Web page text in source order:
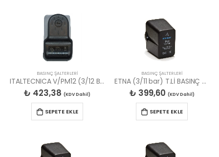
BASINÇ ŞALTERLERİ
ITALTECNICA V/PM12 (3/12 BAR) BASINÇ ŞALTERİ
₺ 423,38 (KDV Dahil)
SEPETE EKLE
BASINÇ ŞALTERLERİ
ETNA (3/11 bar) T.Lİ BASINÇ ŞALTERİ
₺ 399,60 (KDV Dahil)
SEPETE EKLE